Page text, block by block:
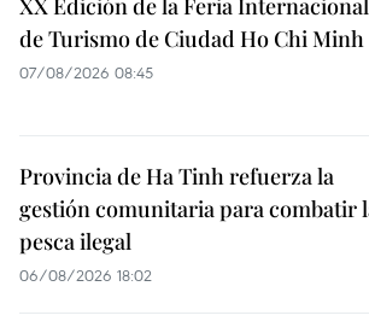
XX Edición de la Feria Internacional
de Turismo de Ciudad Ho Chi Minh
07/08/2026 08:45
Provincia de Ha Tinh refuerza la
gestión comunitaria para combatir
pesca ilegal
06/08/2026 18:02